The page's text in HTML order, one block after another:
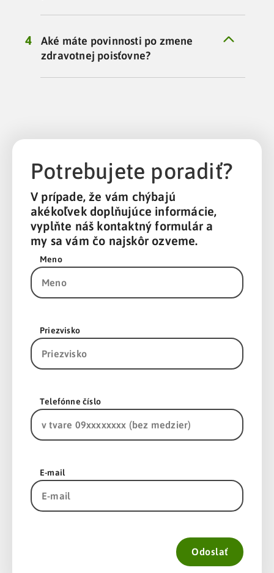
Aké máte povinnosti po zmene
zdravotnej poisťovne?
Potrebujete poradiť?
V prípade, že vám chýbajú
akékoľvek doplňujúce informácie,
vyplňte náš kontaktný formulár a
my sa vám čo najskôr ozveme.
Meno
Priezvisko
Telefónne číslo
E-mail
Odoslať